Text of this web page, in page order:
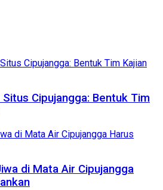
Cipujangga: Bentuk Tim
di Mata Air Cipujangga